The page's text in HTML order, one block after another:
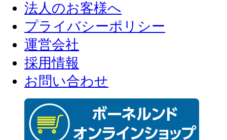
法人のお客様へ
プライバシーポリシー
運営会社
採用情報
お問い合わせ